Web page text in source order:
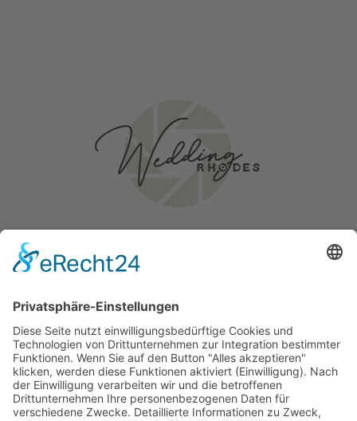
Hochzeit auf Rhodos Geschichten
Traurednerin – Larissa